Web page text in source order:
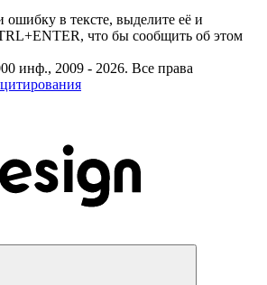
в тексте, выделите её и
что бы сообщить об этом
инф., 2009 - 2026. Все права